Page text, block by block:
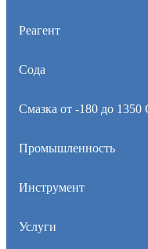
Реагент
Сода
Смазка от -180 до 1350
Промышленность
Инструмент
Услуги